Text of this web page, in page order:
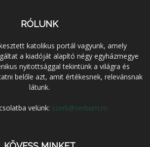
RÓLUNK
katolikus portál vagyunk, amely
a kiadóját alapító négy egyházmegye
nyitottsággal tekintünk a világra és
belőle azt, amit értékesnek, relevánsnak
látunk.
velünk: szerk@verbum.ro